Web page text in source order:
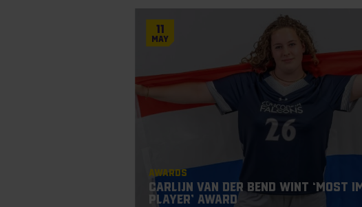
11
May
Awards
Carlijn van der Bend wint ‘Most
Player’ award